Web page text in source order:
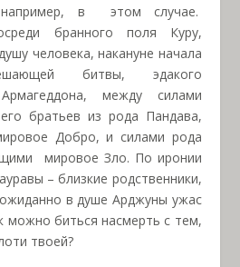
в
этом случае.
бранного поля Куру,
человека, накануне начала
битвы, эдакого
Армагеддона, между силами
братьев из рода Пандава,
Добро, и силами рода
мировое Зло. По иронии
– близкие родственники,
в душе Арджуны ужас
можно биться насмерть с тем,
твоей?